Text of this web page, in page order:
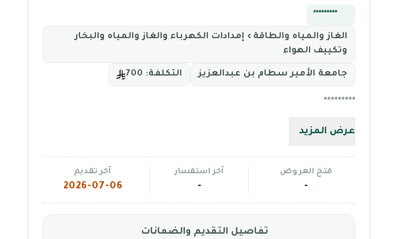
*********
الغاز والمياه والطاقة › إمدادات الكهرباء والغاز والمياه والبخار
وتكييف الهواء
جامعة الأمير سطام بن عبدالعزيز التكلفة:
*********
عرض المزيد
فتح العروض
-
آخر استفسار
-
آخر تقديم
2026-07-06
تفاصيل التقديم والضمانات